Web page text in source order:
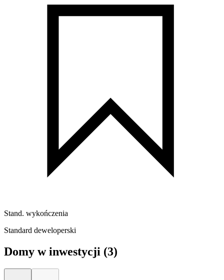
Stand. wykończenia
Standard deweloperski
Domy w inwestycji (3)